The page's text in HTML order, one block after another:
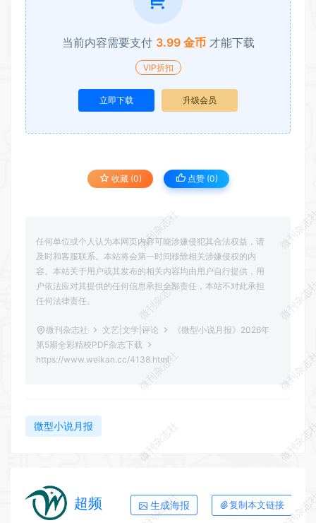
当前内容需要支付 3.99 金币 才能下载
VIP折扣
立即下载 升级会员
收藏 (0) 点赞 (0)
任何单位或个人认为本网页内容可能涉嫌侵犯其合法权益，请
及时和客服联系。本站将会第一时间移除相关涉嫌侵权的内
容。本站关于用户或其发布的相关内容均由用户自行提供，用
户依法应对其提供的任何信息承担全部责任，本站不对此承担
任何法律责任。
微刊杂志社 文艺|文学|评论
《微型小说月报》2026年
第5期全彩精校PDF杂志下载
https://www.weikan.cc/4138.html
微型小说月报
超频 生成海报 复制本文链接
微刊杂志社
微刊杂
微刊杂志社
微刊杂
微刊杂志社
微刊杂
微刊杂志社
微刊杂
微刊杂志社
微刊杂